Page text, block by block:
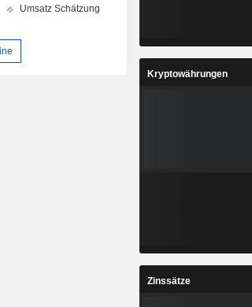
Kryptowährungen
Zinssätze